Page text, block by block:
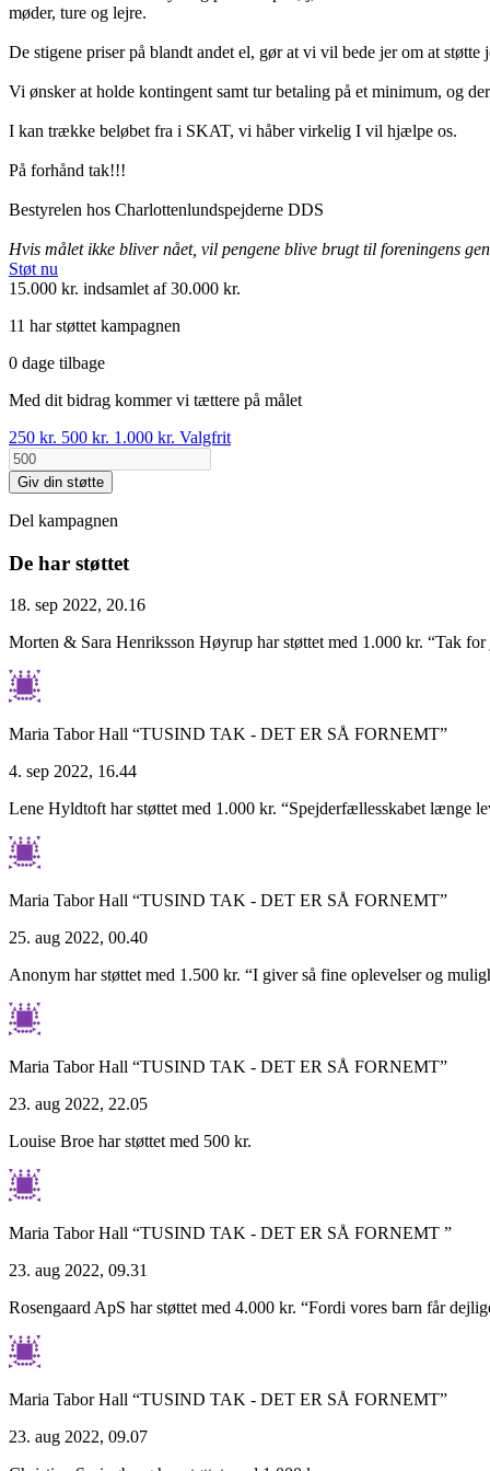
møder, ture og lejre.
De stigene priser på blandt andet el, gør at vi vil bede jer om at støtte
Vi ønsker at holde kontingent samt tur betaling på et minimum, og
I kan trække beløbet fra i SKAT, vi håber virkelig I vil hjælpe os.
På forhånd tak!!!
Bestyrelen hos Charlottenlundspejderne DDS
Hvis målet ikke bliver nået, vil pengene blive brugt til foreningens
Støt nu
15.000 kr. indsamlet af 30.000 kr.
11 har støttet kampagnen
0 dage tilbage
Med dit bidrag kommer vi tættere på målet
250 kr. 500 kr. 1.000 kr. Valgfrit
Giv din støtte
Del kampagnen
De har støttet
18. sep 2022, 20.16
Morten & Sara Henriksson Høyrup har støttet med 1.000 kr. “Tak for
Maria Tabor Hall “TUSIND TAK - DET ER SÅ FORNEMT”
4. sep 2022, 16.44
Lene Hyldtoft har støttet med 1.000 kr. “Spejderfællesskabet længe
Maria Tabor Hall “TUSIND TAK - DET ER SÅ FORNEMT”
25. aug 2022, 00.40
Anonym har støttet med 1.500 kr. “I giver så fine oplevelser og
Maria Tabor Hall “TUSIND TAK - DET ER SÅ FORNEMT”
23. aug 2022, 22.05
Louise Broe har støttet med 500 kr.
Maria Tabor Hall “TUSIND TAK - DET ER SÅ FORNEMT ”
23. aug 2022, 09.31
Rosengaard ApS har støttet med 4.000 kr. “Fordi vores barn får
Maria Tabor Hall “TUSIND TAK - DET ER SÅ FORNEMT”
23. aug 2022, 09.07